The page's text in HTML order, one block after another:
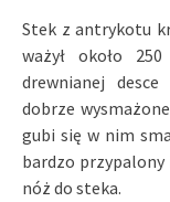
Stek z antrykotu
ważył około
drewnianej
dobrze
gubi się w nim
bardzo przypalony
nóż do steka.